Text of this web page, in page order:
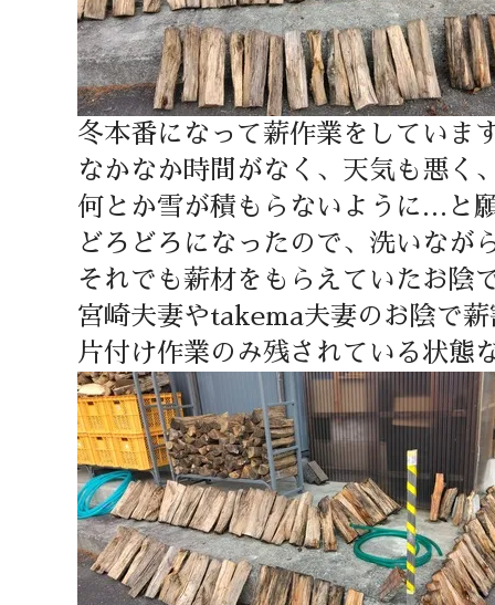
冬本番になって薪作業をしていま
なかなか時間がなく、天気も悪く
何とか雪が積もらないように…と
どろどろになったので、洗いな
それでも薪材をもらえていたお陰
宮崎夫妻やtakema夫妻のお陰で
片付け作業のみ残されている状態